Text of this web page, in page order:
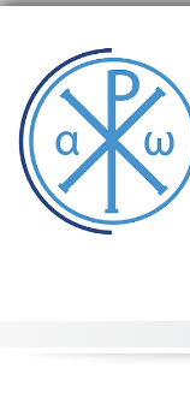
content